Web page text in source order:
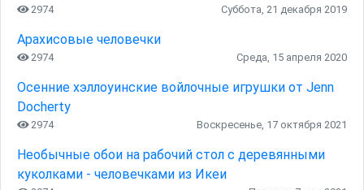
2974 Суббота, 21 декабря 2019
Арахисовые человечки
2974 Среда, 15 апреля 2020
Осенние хэллоуинские войлочные игрушки от Jenn
Docherty
2974 Воскресенье, 17 октября 2021
Необычные обои на рабочий стол с деревянными
куколками - человечками из Икеи